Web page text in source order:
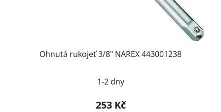
Ohnutá rukojeť 3/8" NAREX 443001238
1-2 dny
253 Kč